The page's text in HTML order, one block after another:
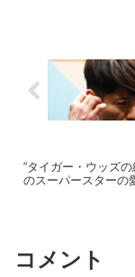
“タイガー・ウッズ
のスーパースターの
コメント